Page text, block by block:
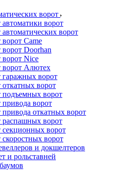
ворот
ворот
ворот
Came
Doorhan
ворот Nice
ворот Алютех
гаражных ворот
ворот
подъемных ворот
ворот
откатных ворот
распашных ворот
секционных ворот
ворот
и докшелтеров
и рольставней